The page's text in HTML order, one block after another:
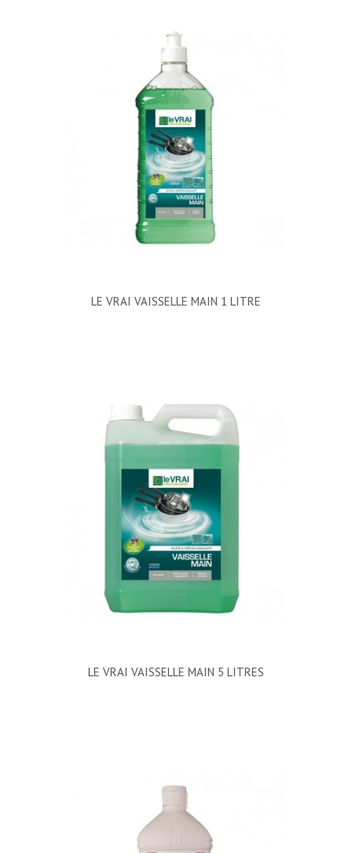
LE VRAI VAISSELLE MAIN 1 LITRE
LE VRAI VAISSELLE MAIN 5 LITRES